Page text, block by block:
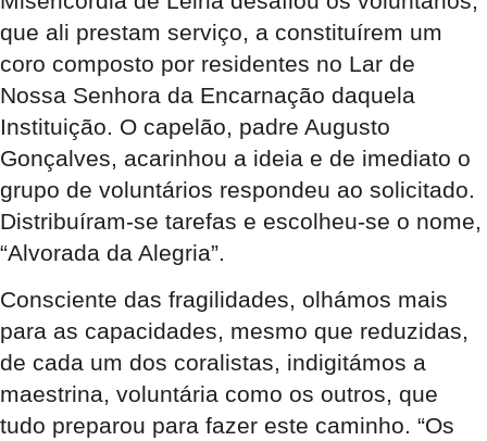
que ali prestam serviço, a constituírem um
coro composto por residentes no Lar de
Nossa Senhora da Encarnação daquela
Instituição. O capelão, padre Augusto
Gonçalves, acarinhou a ideia e de imediato o
grupo de voluntários respondeu ao solicitado.
Distribuíram-se tarefas e escolheu-se o nome,
“Alvorada da Alegria”.
Consciente das fragilidades, olhámos mais
para as capacidades, mesmo que reduzidas,
de cada um dos coralistas, indigitámos a
maestrina, voluntária como os outros, que
tudo preparou para fazer este caminho. “Os